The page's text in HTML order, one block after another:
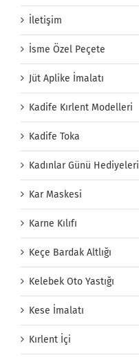
İletişim
İsme Özel Peçete
Jüt Aplike İmalatı
Kadife Kırlent Modelleri
Kadife Toka
Kadınlar Günü Hediyeleri
Kar Maskesi
Karne Kılıfı
Keçe Bardak Altlığı
Kelebek Oto Yastığı
Kese İmalatı
Kırlent İçi